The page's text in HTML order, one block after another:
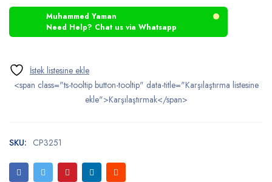
Muhammed Yaman
Need Help? Chat us via Whatsapp
<span class="ts-tooltip button-tooltip" data-title="Karşılaştırma listesine
ekle">Karşılaştırmak</span>
SKU: CP3251